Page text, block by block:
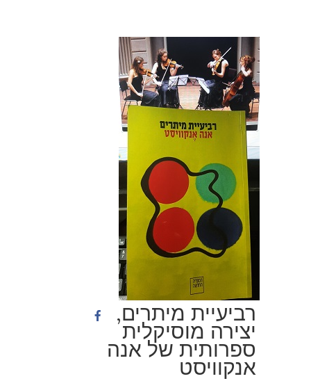
רביעיית מיתרים,
יצירה מוסיקלית
ספרותית של אנה
אנקוויסט